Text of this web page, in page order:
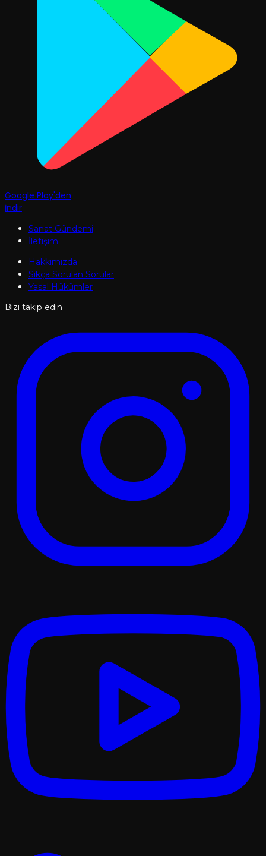
Google Play'den
İndir
Sanat Gündemi
İletişim
Hakkımızda
Sıkça Sorulan Sorular
Yasal Hükümler
Bizi takip edin